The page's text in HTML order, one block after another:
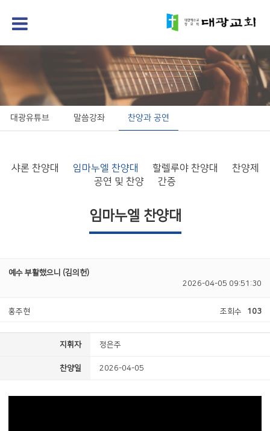
대광유튜브 말씀강좌 찬양과 공연
샤론 찬양대 임마누엘 찬양대 할렐루야 찬양대
찬양제
공연 및 찬양
간증
임마누엘 찬양대
예수 부활했으니 (김의헌)
2026-04-05 09:51:30
홍주현 조회수 103
지휘자 정은주
찬양일 2026-04-05